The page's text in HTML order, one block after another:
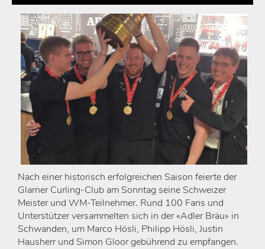
Nach einer historisch erfolgreichen Saison feierte der
Glarner Curling-Club am Sonntag seine Schweizer
Meister und WM-Teilnehmer. Rund 100 Fans und
Unterstützer versammelten sich in der «Adler Bräu» in
Schwanden, um Marco Hösli, Philipp Hösli, Justin
Hausherr und Simon Gloor gebührend zu empfangen.